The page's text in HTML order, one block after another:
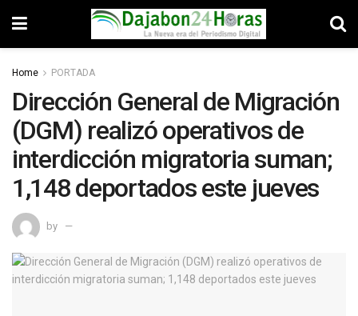
Home PORTADA
Dirección General de Migración
(DGM) realizó operativos de
interdicción migratoria suman;
1,148 deportados este jueves
by